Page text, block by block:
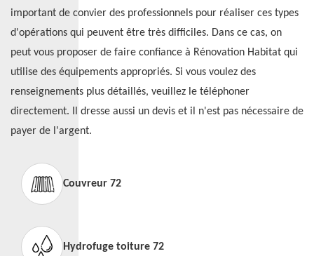
important de convier des professionnels pour réaliser ces types
d'opérations qui peuvent être très difficiles. Dans ce cas, on
peut vous proposer de faire confiance à Rénovation Habitat qui
utilise des équipements appropriés. Si vous voulez des
renseignements plus détaillés, veuillez le téléphoner
directement. Il dresse aussi un devis et il n'est pas nécessaire de
payer de l'argent.
Couvreur 72
Hydrofuge toiture 72